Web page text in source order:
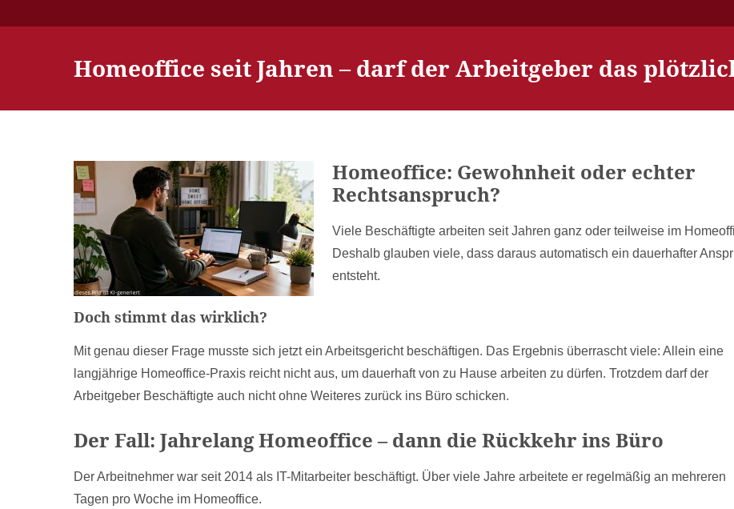
Homeoffice seit Jahren – darf der Arbeitgeber das
Homeoffice: Gewohnheit oder echter
Rechtsanspruch?
Viele Beschäftigte arbeiten seit Jahren ganz oder teilweise im
Deshalb glauben viele, dass daraus automatisch ein dauerhafter
entsteht.
Doch stimmt das wirklich?
Mit genau dieser Frage musste sich jetzt ein Arbeitsgericht beschäftigen. Das Ergebnis überrascht viele: Allein eine
langjährige Homeoffice-Praxis reicht nicht aus, um dauerhaft von zu Hause arbeiten zu dürfen. Trotzdem darf der
Arbeitgeber Beschäftigte auch nicht ohne Weiteres zurück ins Büro schicken.
Der Fall: Jahrelang Homeoffice – dann die Rückkehr ins Büro
Der Arbeitnehmer war seit 2014 als IT-Mitarbeiter beschäftigt. Über viele Jahre arbeitete er regelmäßig an mehreren
Tagen pro Woche im Homeoffice.